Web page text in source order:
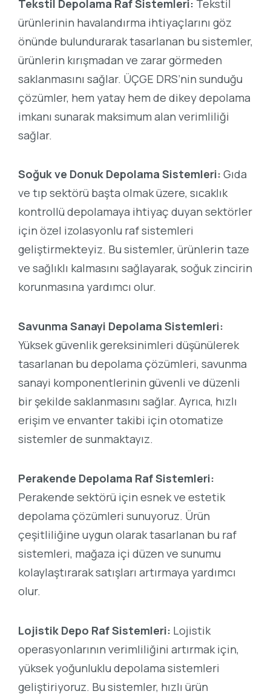
Tekstil Depolama Raf Sistemleri: Tekstil
ürünlerinin havalandırma ihtiyaçlarını göz
önünde bulundurarak tasarlanan bu sistemler,
ürünlerin kırışmadan ve zarar görmeden
saklanmasını sağlar. ÜÇGE DRS’nin sunduğu
çözümler, hem yatay hem de dikey depolama
imkanı sunarak maksimum alan verimliliği
sağlar.
Soğuk ve Donuk Depolama Sistemleri: Gıda
ve tıp sektörü başta olmak üzere, sıcaklık
kontrollü depolamaya ihtiyaç duyan sektörler
için özel izolasyonlu raf sistemleri
geliştirmekteyiz. Bu sistemler, ürünlerin taze
ve sağlıklı kalmasını sağlayarak, soğuk zincirin
korunmasına yardımcı olur.
Savunma Sanayi Depolama Sistemleri:
Yüksek güvenlik gereksinimleri düşünülerek
tasarlanan bu depolama çözümleri, savunma
sanayi komponentlerinin güvenli ve düzenli
bir şekilde saklanmasını sağlar. Ayrıca, hızlı
erişim ve envanter takibi için otomatize
sistemler de sunmaktayız.
Perakende Depolama Raf Sistemleri:
Perakende sektörü için esnek ve estetik
depolama çözümleri sunuyoruz. Ürün
çeşitliliğine uygun olarak tasarlanan bu raf
sistemleri, mağaza içi düzen ve sunumu
kolaylaştırarak satışları artırmaya yardımcı
olur.
Lojistik Depo Raf Sistemleri: Lojistik
operasyonlarının verimliliğini artırmak için,
yüksek yoğunluklu depolama sistemleri
geliştiriyoruz. Bu sistemler, hızlı ürün